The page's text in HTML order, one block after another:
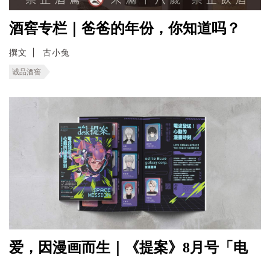
酒窖专栏｜爸爸的年份，你知道吗？
撰文 古小兔
诚品酒窖
爱，因漫画而生｜《提案》8月号「电